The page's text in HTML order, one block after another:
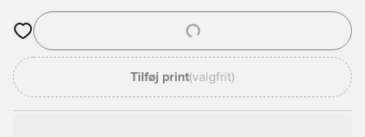
Åbner en Modal til at logge ind eller tilmelde dig som medlem
Tilføj print(valgfrit)